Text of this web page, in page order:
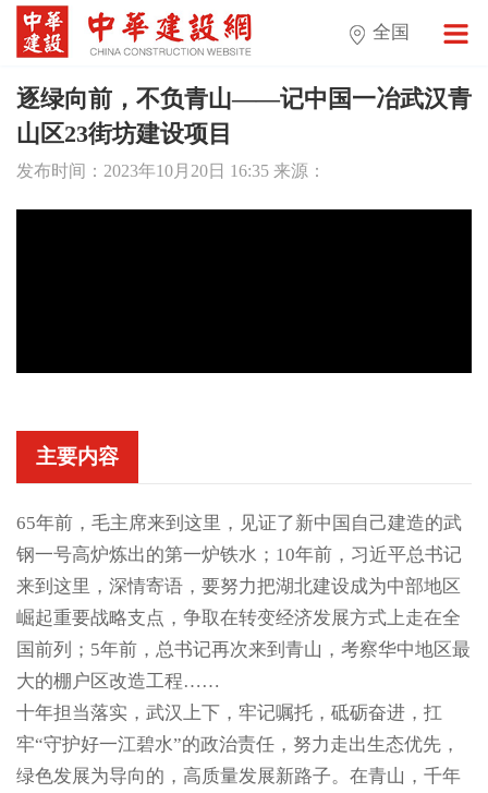
全国
逐绿向前，不负青山——记中国一冶武汉青
山区23街坊建设项目
发布时间：2023年10月20日 16:35 来源：
主要内容
65年前，毛主席来到这里，见证了新中国自己建造的武
钢一号高炉炼出的第一炉铁水；10年前，习近平总书记
来到这里，深情寄语，要努力把湖北建设成为中部地区
崛起重要战略支点，争取在转变经济发展方式上走在全
国前列；5年前，总书记再次来到青山，考察华中地区最
大的棚户区改造工程……
十年担当落实，武汉上下，牢记嘱托，砥砺奋进，扛
牢“守护好一江碧水”的政治责任，努力走出生态优先，
绿色发展为导向的，高质量发展新路子。在青山，千年